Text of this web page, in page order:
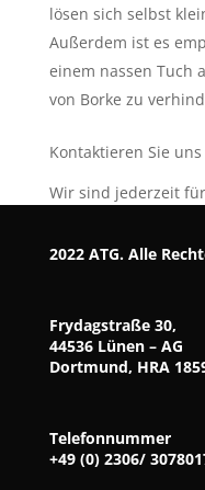
lösen sich selbst
Außerdem ist es
einem nassen Tuch
von Borke zu
Kontaktieren Sie uns
Wir sind jederzeit
2022 ATG. Alle
Frydagstraße 30,
44536 Lünen – AG
Dortmund, HRA
Telefonnummer
+49 (0) 2306/